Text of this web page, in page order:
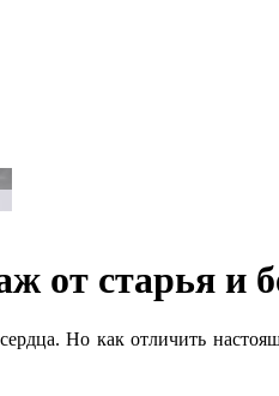
от старья и
Но как отличить